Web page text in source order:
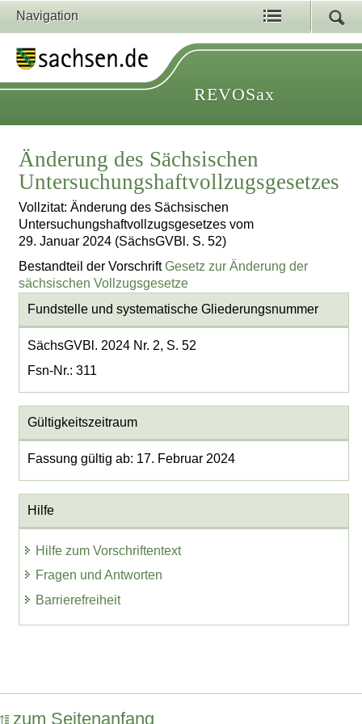
Navigation
REVOSax
Änderung des Sächsischen
Untersuchungshaftvollzugsgesetzes
Vollzitat: Änderung des Sächsischen
Untersuchungshaftvollzugsgesetzes vom
29. Januar 2024 (SächsGVBl. S. 52)
Bestandteil der VorschriftGesetz zur Änderung der
sächsischen Vollzugsgesetze
Fundstelle und systematische Gliederungsnummer
SächsGVBl. 2024 Nr. 2, S. 52
Fsn-Nr.: 311
Gültigkeitszeitraum
Fassung gültig ab: 17. Februar 2024
Hilfe
Hilfe zum Vorschriftentext
Fragen und Antworten
Barrierefreiheit
zum Seitenanfang